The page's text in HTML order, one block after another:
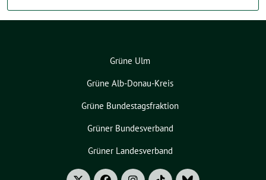
Grüne Ulm
Grüne Alb-Donau-Kreis
Grüne Bundestagsfraktion
Grüner Bundesverband
Grüner Landesverband